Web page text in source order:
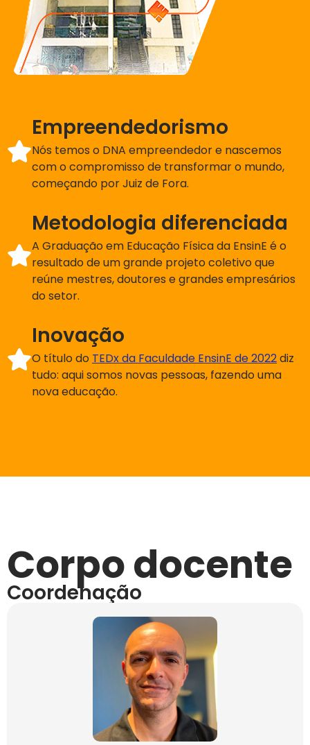
Empreendedorismo
Nós temos o DNA empreendedor e nascemos
com o compromisso de transformar o mundo,
começando por Juiz de Fora.
Metodologia diferenciada
A Graduação em Educação Física da EnsinE é o
resultado de um grande projeto coletivo que
reúne mestres, doutores e grandes empresários
do setor.
Inovação
O título do TEDx da Faculdade EnsinE de 2022diz
tudo: aqui somos novas pessoas, fazendo uma
nova educação.
Corpo docente
Coordenação